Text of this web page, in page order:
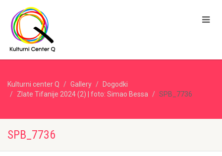
Kulturni center Q Gallery
Dogodki
Zlate Tifanije 2024 (2) | foto: Simao Bessa
SPB_7736
SPB_7736